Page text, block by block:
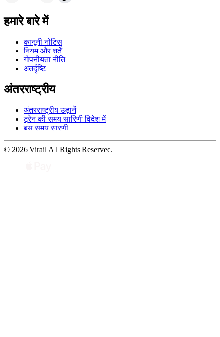
हमारे बारे में
कानूनी नोटिस
नियम और शर्तें
गोपनीयता नीति
अंतर्दृष्टि
अंतरराष्ट्रीय
अंतरराष्ट्रीय उड़ानें
ट्रेन की समय सारिणी विदेश में
बस समय सारणी
© 2026 Virail All Rights Reserved.